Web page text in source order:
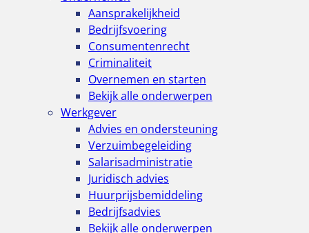
Aansprakelijkheid
Bedrijfsvoering
Consumentenrecht
Criminaliteit
Overnemen en starten
Bekijk alle onderwerpen
Werkgever
Advies en ondersteuning
Verzuimbegeleiding
Salarisadministratie
Juridisch advies
Huurprijsbemiddeling
Bedrijfsadvies
Bekijk alle onderwerpen